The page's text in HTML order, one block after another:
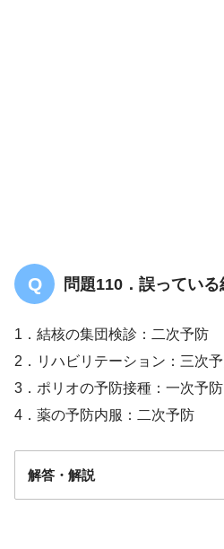
問題110．誤っている
1．結核の集団検診：二次予防
2．リハビリテーション：三次
3．ポリオの予防接種：一次予防
4．薬の予防内服：二次予防
解答・解説